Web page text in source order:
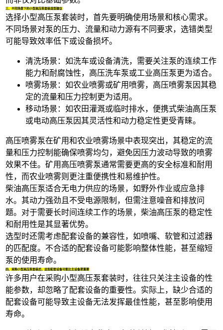
三、不同场景下的小型高压泵套装选型建议
选择小型高压泵套装时，首先要明确使用场景和核心需求。
不同场景对泵的压力、流量和动力源有不同要求，选错类型
可能导致效率低下或设备损坏。
清洗场景：如洗车或设备清洗，需要关注泵的连续工作
能力和耐腐蚀性， 高压洗车泵或工业高压泵更为适合。
喷雾场景：如农业喷雾或矿用喷雾， 高压喷雾泵 因其稳
定的流量和压力控制更为适用。
移动场景：如农田灌溉或临时排水， 便携式柴油高压泵
或电动高压泵 因其灵活性和动力稳定性更受青睐。
高压喷雾泵在矿用和农业喷雾场景中表现突出，其稳定的流
量和压力控制能确保喷雾均匀，避免因压力波动导致的喷雾
效果不佳。 矿用高压喷雾泵通常需要更高的安全标准和耐用
性，而农业喷雾则更注重便携性和易维护性。
柴油高压泵适合无电力供应的场景，如野外作业或应急排
水。其动力强劲且不受电源限制，但需注意噪音和排放问
题。对于需要长时间连续工作的场景，柴油高压泵的稳定性
和耐用性是其显著优势。
选型时还需考虑配套设备的兼容性，如喷嘴、软管和过滤器
的匹配度。不合适的配套设备可能影响整体性能，甚至缩短
泵的使用寿命。
四、采购小型高压泵套装后，这些配套设备可能比主设备更重要
许多用户在采购小型高压泵套装时，往往只关注主设备的性
能参数，却忽略了配套设备的重要性。实际上，缺少合适的
配套设备可能导致主设备无法发挥最佳性能，甚至影响使用
寿命。